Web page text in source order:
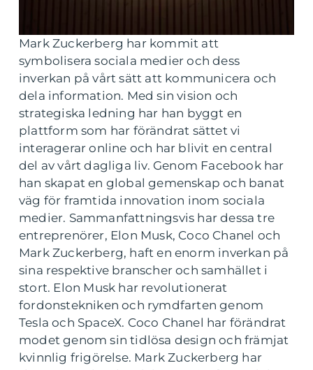
Mark Zuckerberg har kommit att
symbolisera sociala medier och dess
inverkan på vårt sätt att kommunicera och
dela information. Med sin vision och
strategiska ledning har han byggt en
plattform som har förändrat sättet vi
interagerar online och har blivit en central
del av vårt dagliga liv. Genom Facebook har
han skapat en global gemenskap och banat
väg för framtida innovation inom sociala
medier. Sammanfattningsvis har dessa tre
entreprenörer, Elon Musk, Coco Chanel och
Mark Zuckerberg, haft en enorm inverkan på
sina respektive branscher och samhället i
stort. Elon Musk har revolutionerat
fordonstekniken och rymdfarten genom
Tesla och SpaceX. Coco Chanel har förändrat
modet genom sin tidlösa design och främjat
kvinnlig frigörelse. Mark Zuckerberg har